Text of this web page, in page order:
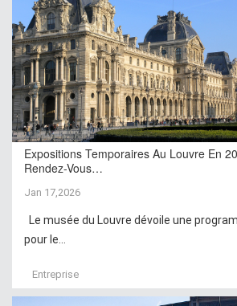
Expositions Temporaires Au Louvre En
Rendez-Vous…
Jan 17,2026
Le musée du Louvre dévoile une
pour le...
Entreprise